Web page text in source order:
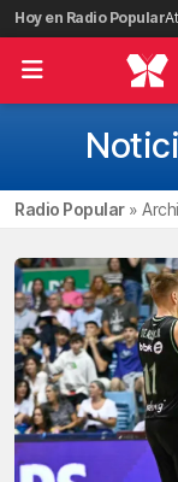
Saltar
al
contenido
Hoy en Radio Popular
Radio Popular»